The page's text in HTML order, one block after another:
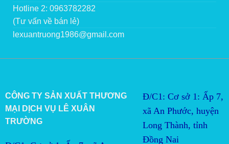
Hotline 2: 0963782282
(Tư vấn về bán lẻ)
lexuantruong1986@gmail.com
CÔNG TY SẢN XUẤT THƯƠNG
MẠI DỊCH VỤ LÊ XUÂN
TRƯỜNG
Đ/C1: Cơ sở 1: Ấp 7,
xã An Phước, huyện
Long Thành, tỉnh
Đồng Nai